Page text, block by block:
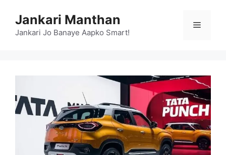
content
Jankari Manthan
Jankari Jo Banaye Aapko Smart!
Menu